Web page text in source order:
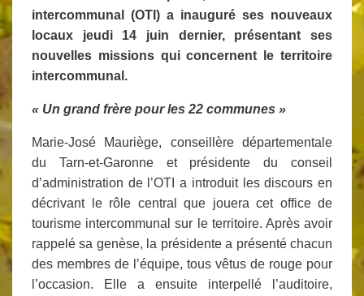
intercommunal (OTI) a inauguré ses nouveaux
locaux jeudi 14 juin dernier, présentant ses
nouvelles missions qui concernent le territoire
intercommunal.
« Un grand frère pour les 22 communes »
Marie-José Mauriège, conseillère départementale
du Tarn-et-Garonne et présidente du conseil
d’administration de l’OTI a introduit les discours en
décrivant le rôle central que jouera cet office de
tourisme intercommunal sur le territoire. Après avoir
rappelé sa genèse, la présidente a présenté chacun
des membres de l’équipe, tous vêtus de rouge pour
l’occasion. Elle a ensuite interpellé l’auditoire,